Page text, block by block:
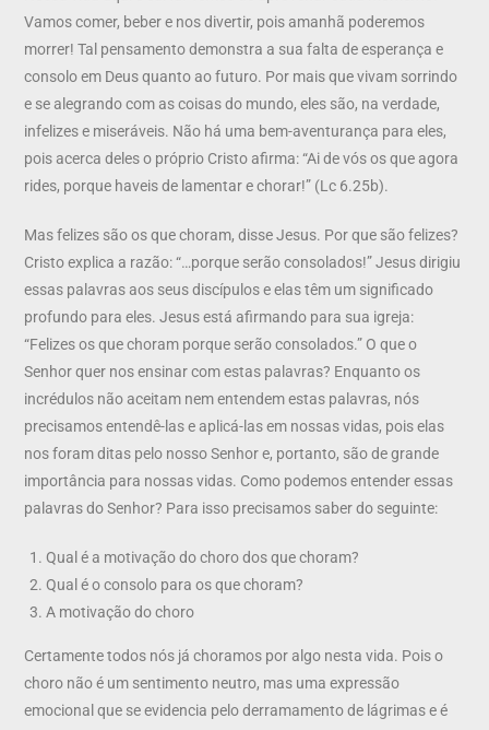
Vamos comer, beber e nos divertir, pois amanhã poderemos
morrer! Tal pensamento demonstra a sua falta de esperança e
consolo em Deus quanto ao futuro. Por mais que vivam sorrindo
e se alegrando com as coisas do mundo, eles são, na verdade,
infelizes e miseráveis. Não há uma bem-aventurança para eles,
pois acerca deles o próprio Cristo afirma: “Ai de vós os que agora
rides, porque haveis de lamentar e chorar!” (Lc 6.25b).
Mas felizes são os que choram, disse Jesus. Por que são felizes?
Cristo explica a razão: “…porque serão consolados!” Jesus dirigiu
essas palavras aos seus discípulos e elas têm um significado
profundo para eles. Jesus está afirmando para sua igreja:
“Felizes os que choram porque serão consolados.” O que o
Senhor quer nos ensinar com estas palavras? Enquanto os
incrédulos não aceitam nem entendem estas palavras, nós
precisamos entendê-las e aplicá-las em nossas vidas, pois elas
nos foram ditas pelo nosso Senhor e, portanto, são de grande
importância para nossas vidas. Como podemos entender essas
palavras do Senhor? Para isso precisamos saber do seguinte:
Qual é a motivação do choro dos que choram?
Qual é o consolo para os que choram?
A motivação do choro
Certamente todos nós já choramos por algo nesta vida. Pois o
choro não é um sentimento neutro, mas uma expressão
emocional que se evidencia pelo derramamento de lágrimas e é